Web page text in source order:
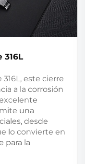
316L
este cierre
a la corrosión
una
desde
lo convierte en
para la